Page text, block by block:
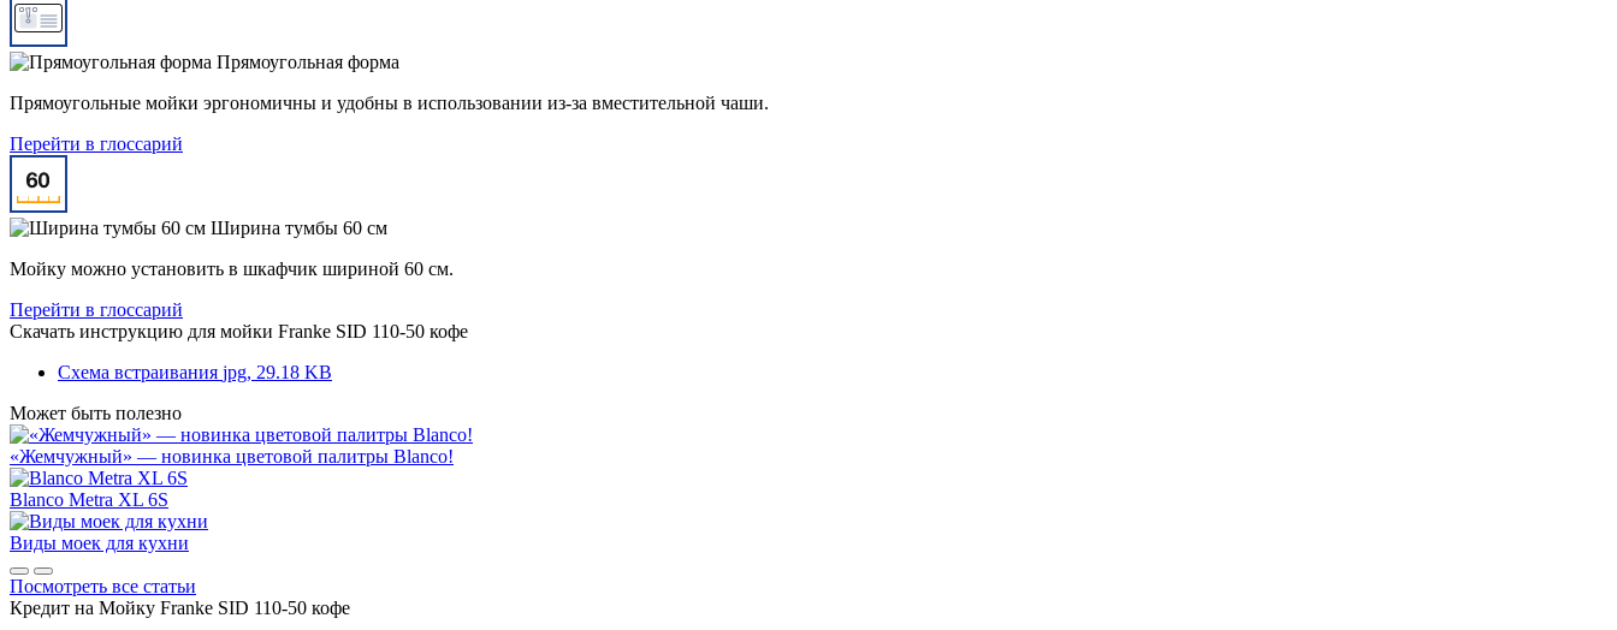
Прямоугольная форма
Прямоугольные мойки эргономичны и удобны в использовании из-за вместительной чаши.
Перейти в глоссарий
Ширина тумбы 60 см
Мойку можно установить в шкафчик шириной 60 см.
Перейти в глоссарий
Скачать инструкцию для мойки Franke SID 110-50 кофе
Схема встраивания jpg, 29.18 KB
Может быть полезно
«Жемчужный» — новинка цветовой палитры Blanco!
Blanco Metra XL 6S
Виды моек для кухни
Посмотреть все статьи
Кредит на Мойку Franke SID 110-50 кофе